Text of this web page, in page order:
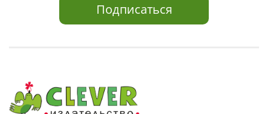
Подписаться